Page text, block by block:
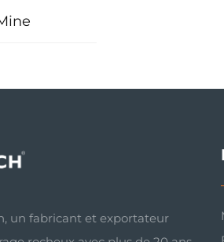
un fabricant et exportateur